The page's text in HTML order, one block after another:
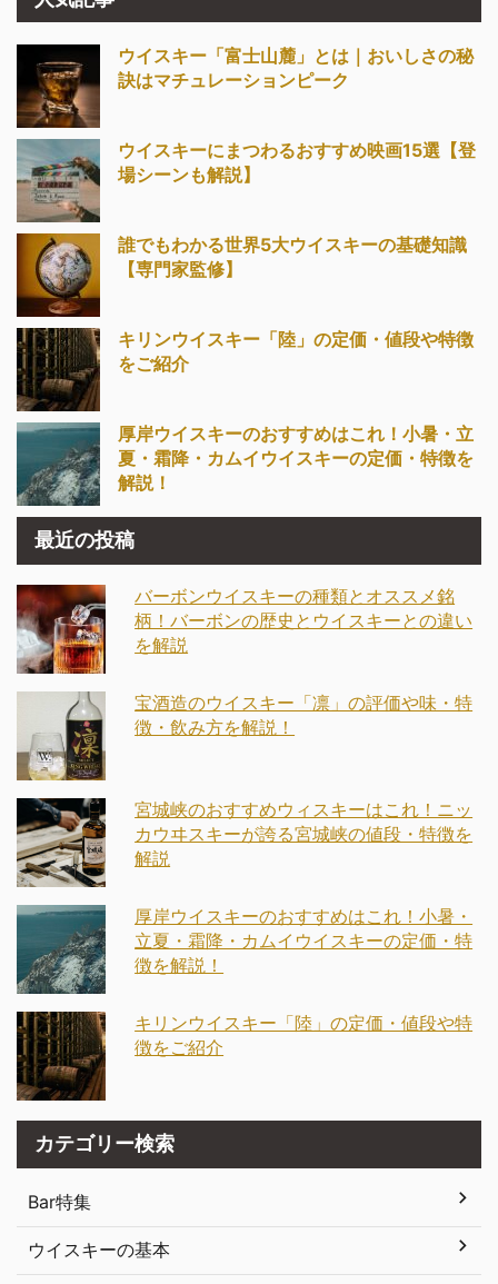
ウイスキー「富士山麓」とは｜おいしさの秘
訣はマチュレーションピーク
ウイスキーにまつわるおすすめ映画15選【登
場シーンも解説】
誰でもわかる世界5大ウイスキーの基礎知識
【専門家監修】
キリンウイスキー「陸」の定価・値段や特徴
をご紹介
厚岸ウイスキーのおすすめはこれ！小暑・立
夏・霜降・カムイウイスキーの定価・特徴を
解説！
最近の投稿
バーボンウイスキーの種類とオススメ銘
柄！バーボンの歴史とウイスキーとの違い
を解説
宝酒造のウイスキー「凛」の評価や味・特
徴・飲み方を解説！
宮城峡のおすすめウィスキーはこれ！ニッ
カウヰスキーが誇る宮城峡の値段・特徴を
解説
厚岸ウイスキーのおすすめはこれ！小暑・
立夏・霜降・カムイウイスキーの定価・特
徴を解説！
キリンウイスキー「陸」の定価・値段や特
徴をご紹介
カテゴリー検索
Bar特集
ウイスキーの基本